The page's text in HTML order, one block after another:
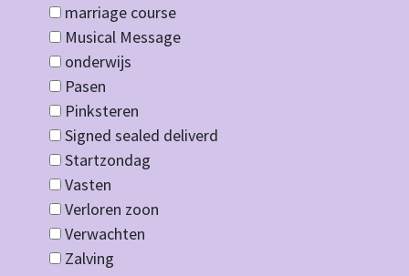
marriage course
Musical Message
onderwijs
Pasen
Pinksteren
Signed sealed deliverd
Startzondag
Vasten
Verloren zoon
Verwachten
Zalving